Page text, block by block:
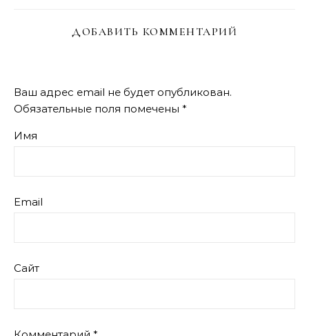
ДОБАВИТЬ КОММЕНТАРИЙ
Ваш адрес email не будет опубликован.
Обязательные поля помечены *
Имя
Email
Сайт